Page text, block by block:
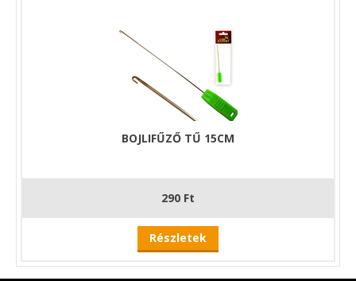
BOJLIFŰZŐ TŰ 15CM
290 Ft
Részletek